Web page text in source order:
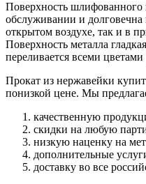
Поверхность шлифованного
обслуживании и долговечна
открытом воздухе, так и в
Поверхность металла
переливается всеми цветами
Прокат из нержавейки
понизкой цене. Мы
качественную
скидки на любую
низкую наценку на
дополнительные
доставку во все